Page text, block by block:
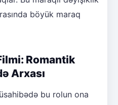
böyük maraq
Romantik
Arxası
bu rolun ona